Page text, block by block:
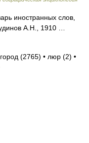
иностранных слов,
А.Н., 1910 …
(2765) • люр (2) •